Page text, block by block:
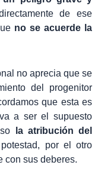
de ese
no se acuerde la
no aprecia que se
del progenitor
que esta es
a ser el supuesto
la atribución del
por el otro
con sus deberes.